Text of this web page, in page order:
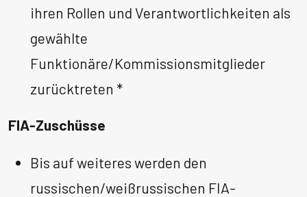
ihren Rollen und Verantwortlichkeiten als
gewählte
Funktionäre/Kommissionsmitglieder
zurücktreten *
FIA-Zuschüsse
Bis auf weiteres werden den
russischen/weißrussischen FIA-